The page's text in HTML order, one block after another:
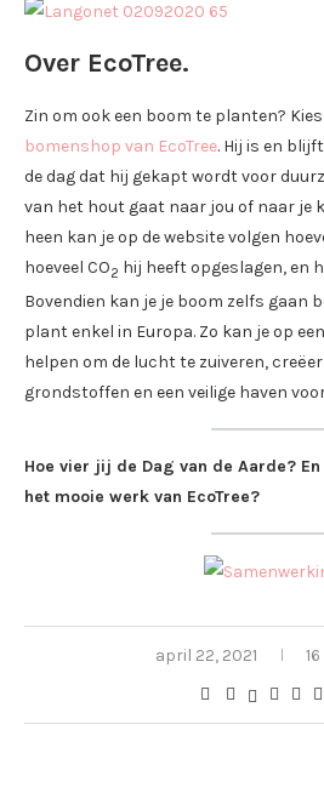
Over EcoTree.
Zin om ook een boom te planten?
bomenshop van EcoTree. Hij is en
de dag dat hij gekapt wordt voor
van het hout gaat naar jou of naar je
heen kan je op de website volgen
hoeveel CO2 hij heeft opgeslagen, en
Bovendien kan je je boom zelfs gaan
plant enkel in Europa. Zo kan je op
helpen om de lucht te zuiveren,
grondstoffen en een veilige haven
Hoe vier jij de Dag van de Aarde?
het mooie werk van EcoTree?
april 22, 2021